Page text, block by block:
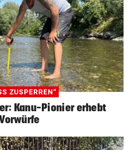
ZUSPERREN“
Kanu-Pionier erhebt